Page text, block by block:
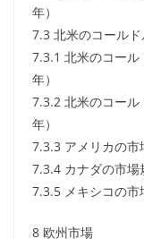
年）
7.3 北米のコール
7.3.1 北米のコール
年）
7.3.2 北米のコール
年）
7.3.3 アメリカの市
7.3.4 カナダの市場
7.3.5 メキシコの市
8 欧州市場